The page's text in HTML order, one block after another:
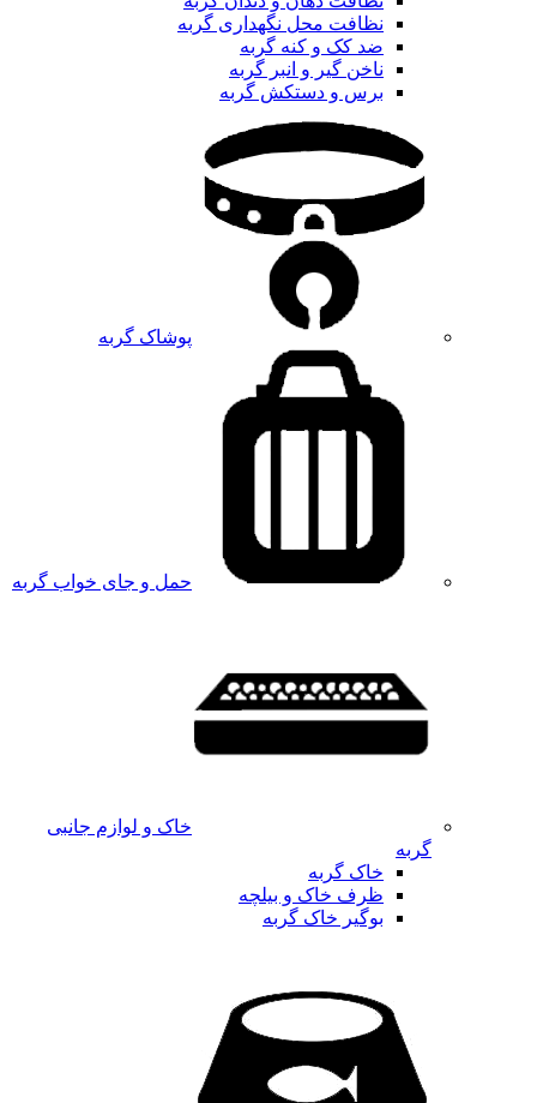
نظافت محل نگهداری گربه
ضد کک و کنه گربه
ناخن گیر و انبر گربه
برس و دستکش گربه
پوشاک گربه
حمل و جای خواب گربه
خاک و لوازم جانبی
گربه
خاک گربه
ظرف خاک و بیلچه
بوگیر خاک گربه